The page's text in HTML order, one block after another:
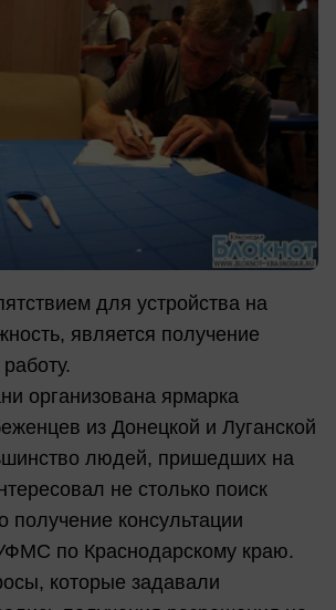
для устройства на
является получение
организована ярмарка
из Донецкой и Луганской
людей, пришедших на
не столько поиск
получение консультации
по Краснодарскому краю.
которые задавали